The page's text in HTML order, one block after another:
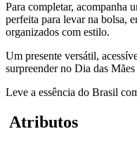
Para completar, acompanha
perfeita para levar na bolsa,
organizados com estilo.
Um presente versátil,
surpreender no Dia das
Leve a essência do Brasil
Atributos